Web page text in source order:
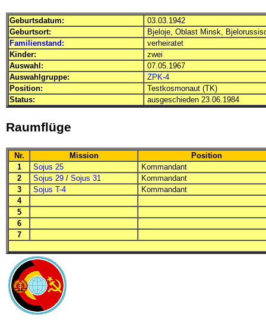
Geburtsdatum:
03.03.1942
Geburtsort:
Bjeloje, Oblast Minsk,
Familienstand:
verheiratet
Kinder:
zwei
Auswahl:
07.05.1967
Auswahlgruppe:
ZPK-4
Position:
Testkosmonaut (TK)
Status:
ausgeschieden 23.06.1984
Raumflüge
Nr. Mission
Position
1
Sojus 25
Kommandant
2
Sojus 29 / Sojus 31
Kommandant
3
Sojus T-4
Kommandant
4
5
6
7